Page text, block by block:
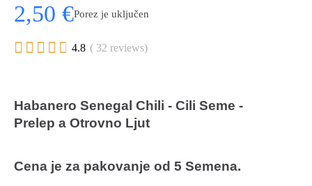
2,50 €Porez je uključen
     4.8 ( 32 reviews)
Habanero Senegal Chili - Cili Seme -
Prelep a Otrovno Ljut
Cena je za pakovanje od 5 Semena.